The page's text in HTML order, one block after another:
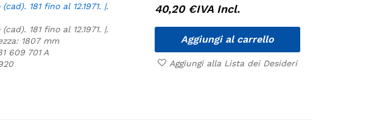
181 fino al 12.1971. |.
181 fino al 12.1971. |.
1807 mm
609 701 A
40,20 €IVA Incl.
Aggiungi al carrello
Aggiungi alla Lista dei Desideri